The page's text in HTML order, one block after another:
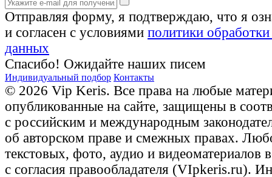
Отправляя форму, я подтверждаю, что я
и согласен с условиями политики
данных
Спасибо! Ожидайте наших писем
Индивидуальный подбор Контакты
© 2026 Vip Keris. Все права на любые
опубликованные на сайте, защищены в
с российским и международным
об авторском праве и смежных правах.
текстовых, фото, аудио и видеоматериалов
с согласия правообладателя (VIpkeris.ru).